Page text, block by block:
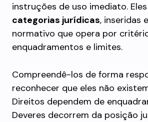
instruções de uso imediato.
categorias jurídicas, inseridas
normativo que opera por
enquadramentos e limites.
Compreendê-los de forma
reconhecer que eles não
Direitos dependem de
Deveres decorrem da posição